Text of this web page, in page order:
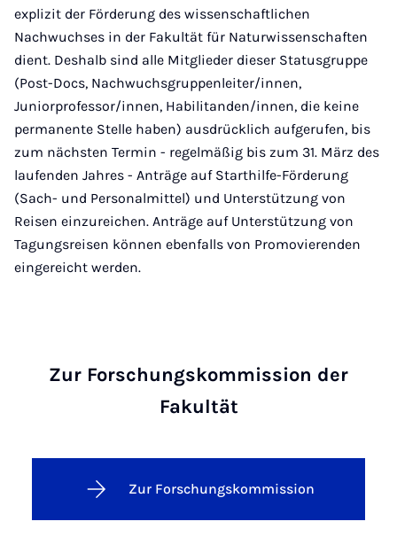
explizit der Förderung des wissenschaftlichen
Nachwuchses in der Fakultät für Naturwissenschaften
dient. Deshalb sind alle Mitglieder dieser Statusgruppe
(Post-Docs, Nachwuchsgruppenleiter/innen,
Juniorprofessor/innen, Habilitanden/innen, die keine
permanente Stelle haben) ausdrücklich aufgerufen, bis
zum nächsten Termin - regelmäßig bis zum 31. März des
laufenden Jahres - Anträge auf Starthilfe-Förderung
(Sach- und Personalmittel) und Unterstützung von
Reisen einzureichen. Anträge auf Unterstützung von
Tagungsreisen können ebenfalls von Promovierenden
eingereicht werden.
Zur Forschungskommission der
Fakultät
Zur Forschungskommission